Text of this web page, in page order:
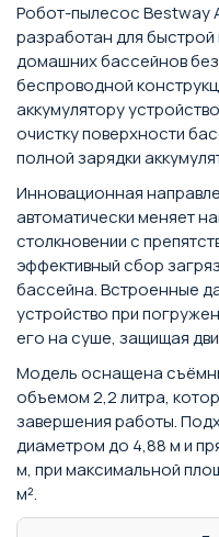
Робот-пылесос Bestway
разработан для быстрой
домашних бассейнов
беспроводной
аккумулятору
очистку поверхности
полной зарядки
Инновационная
автоматически меняет
столкновении с
эффективный сбор
бассейна. Встроенные
устройство при
его на суше, защищая
Модель оснащена
объемом 2,2 литра,
завершения работы.
диаметром до 4,88 м и
м, при максимальной
м².